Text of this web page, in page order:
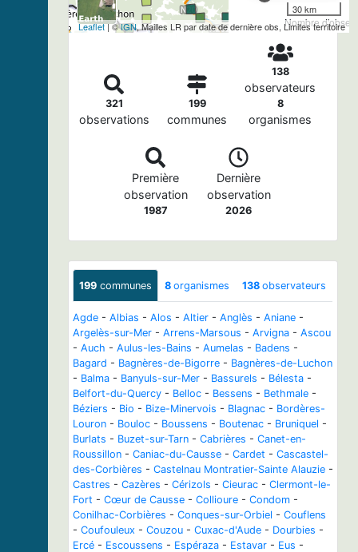
Nombre
30 km
Leaflet| ©IGN, Mailles LR par date de dernière obs, Limites territoire
321
observations
199
communes
138
observateurs
8
organismes
Première
observation
1987
Dernière
observation
2026
199 communes 8 organismes 138 observateurs
Agde - Albias - Alos - Altier - Anglès - Aniane -
Argelès-sur-Mer - Arrens-Marsous - Arvigna - Ascou
- Auch - Aulus-les-Bains - Aumelas - Badens -
Bagard - Bagnères-de-Bigorre - Bagnères-de-Luchon
- Balma - Banyuls-sur-Mer - Bassurels - Bélesta -
Belfort-du-Quercy - Belloc - Bessens - Bethmale -
Béziers - Bio - Bize-Minervois - Blagnac - Bordères-
Louron - Bouloc - Boussens - Boutenac - Bruniquel -
Burlats - Buzet-sur-Tarn - Cabrières - Canet-en-
Roussillon - Caniac-du-Causse - Cardet - Cascastel-
des-Corbières - Castelnau Montratier-Sainte Alauzie -
Castres - Cazères - Cérizols - Cieurac - Clermont-le-
Fort - Cœur de Causse - Collioure - Condom -
Conilhac-Corbières - Conques-sur-Orbiel - Couflens
- Coufouleux - Couzou - Cuxac-d'Aude - Dourbies -
Ercé - Escoussens - Espéraza - Estavar - Eus -